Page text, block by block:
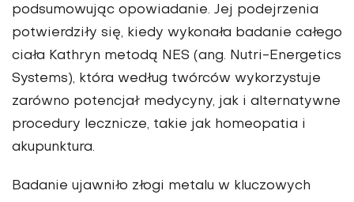
podsumowując opowiadanie. Jej podejrzenia
potwierdziły się, kiedy wykonała badanie całego
ciała Kathryn metodą NES (ang. Nutri-Energetics
Systems), która według twórców wykorzystuje
zarówno potencjał medycyny, jak i alternatywne
procedury lecznicze, takie jak homeopatia i
akupunktura.
Badanie ujawniło złogi metalu w kluczowych